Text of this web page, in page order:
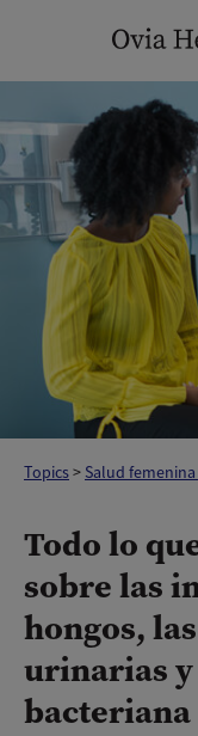
content
Topics> Salud
Todo lo
sobre las
hongos,
urinarias y
bacteriana